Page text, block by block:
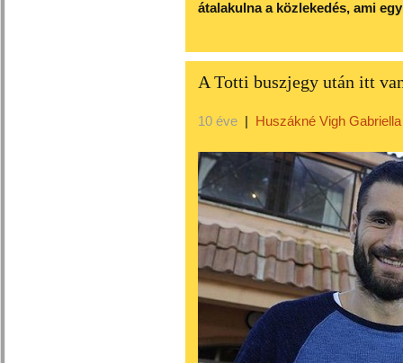
átalakulna a közlekedés, ami
A Totti buszjegy után itt
10 éve | Huszákné Vigh Gabriella